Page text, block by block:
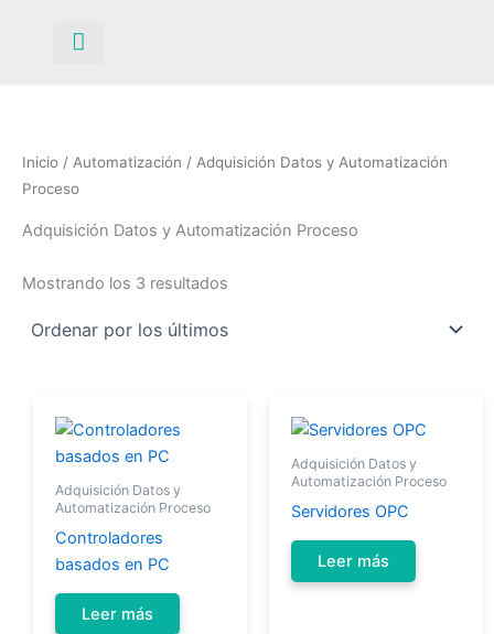
Inicio / Automatización / Adquisición Datos y Automatización
Proceso
Adquisición Datos y Automatización Proceso
Mostrando los 3 resultados
Adquisición Datos y
Automatización Proceso
Controladores
basados en PC
Leer más
Adquisición Datos y
Automatización Proceso
Servidores OPC
Leer más